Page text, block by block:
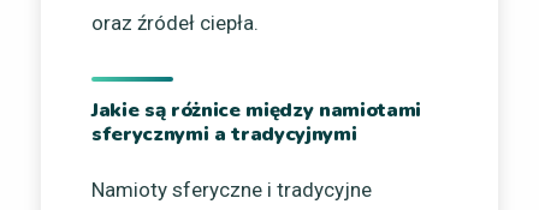
oraz źródeł ciepła.
Jakie są różnice między namiotami
sferycznymi a tradycyjnymi
Namioty sferyczne i tradycyjne